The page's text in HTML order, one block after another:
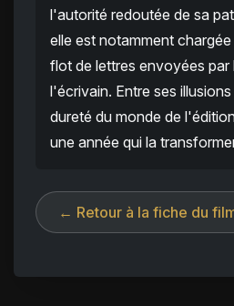
l'autorité redoutée de sa
elle est notamment
flot de lettres envoyées par
l'écrivain. Entre ses
dureté du monde de
une année qui la
← Retour à la fiche du